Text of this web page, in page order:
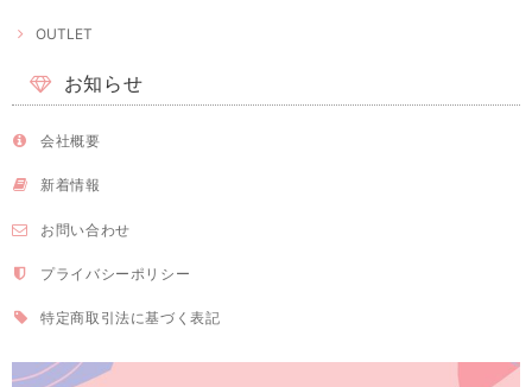
OUTLET
お知らせ
会社概要
新着情報
お問い合わせ
プライバシーポリシー
特定商取引法に基づく表記